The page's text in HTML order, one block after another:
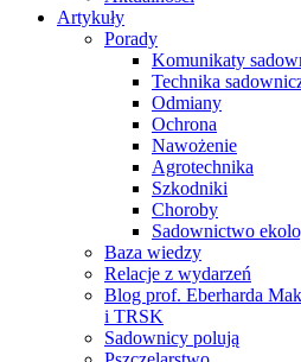
Artykuły
Porady
Komunikaty
Technika
Odmiany
Ochrona
Nawożenie
Agrotechnika
Szkodniki
Choroby
Sadownictwo
Baza wiedzy
Relacje z wydarzeń
Blog prof. Eberharda
i TRSK
Sadownicy polują